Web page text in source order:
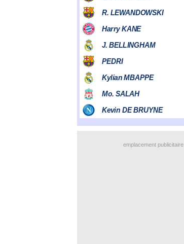
emplacement publicitaire